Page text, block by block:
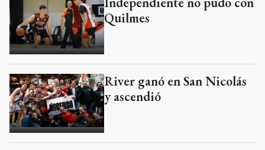
Quilmes
River ganó en San Nicolás
y ascendió